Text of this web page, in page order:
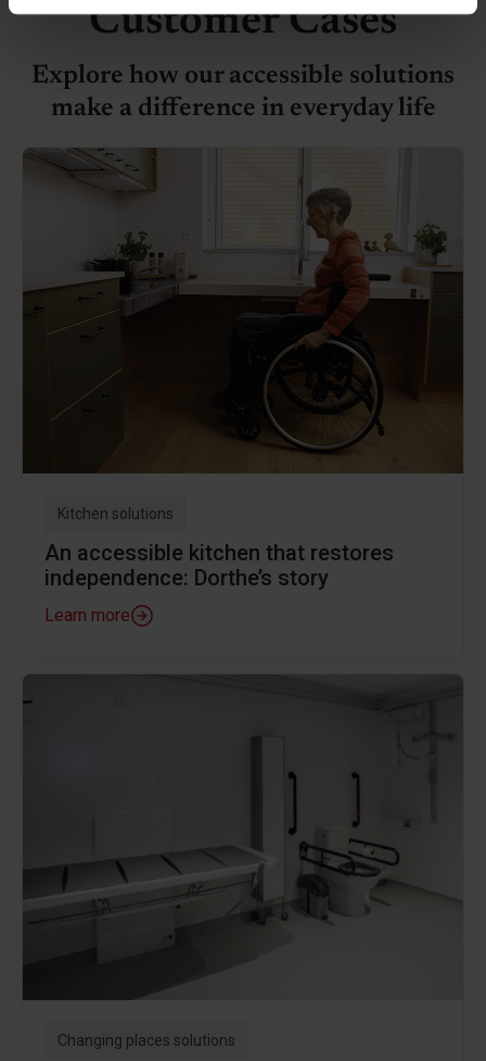
Customer Cases
Explore how our accessible solutions
make a difference in everyday life
Kitchen solutions
An accessible kitchen that restores
independence: Dorthe’s story
Learn more
Changing places solutions